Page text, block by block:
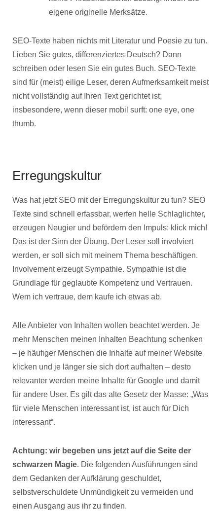
eigene originelle Merksätze.
SEO-Texte haben nichts mit Literatur und Poesie zu tun.
Lieben Sie gutes, differenziertes Deutsch? Dann
schreiben oder lesen Sie ein gutes Buch. SEO-Texte
sind für (meist) eilige Leser, deren Aufmerksamkeit meist
nicht vollständig auf Ihren Text gerichtet ist;
insbesondere, wenn dieser mobil surft: one eye, one
thumb.
Erregungskultur
Was hat jetzt SEO mit der Erregungskultur zu tun? SEO
Texte sind schnell erfassbar, werfen helle Schlaglichter,
erzeugen Neugier und befördern den Impuls: klick mich!
Das ist der Sinn der Übung. Der Leser soll involviert
werden, er soll sich mit meinem Thema beschäftigen.
Involvement erzeugt Sympathie. Sympathie ist die
Grundlage für geglaubte Kompetenz und Vertrauen.
Wem ich vertraue, dem kaufe ich etwas ab.
Alle Anbieter von Inhalten wollen beachtet werden. Je
mehr Menschen meinen Inhalten Beachtung schenken
– je häufiger Menschen die Inhalte auf meiner Website
klicken und je länger sie sich dort aufhalten – desto
relevanter werden meine Inhalte für Google und damit
für andere User. Es gilt das alte Gesetz der Masse: „Was
für viele Menschen interessant ist, ist auch für Dich
interessant“.
Achtung: wir begeben uns jetzt auf die Seite der
schwarzen Magie. Die folgenden Ausführungen sind
dem Gedanken der Aufklärung geschuldet,
selbstverschuldete Unmündigkeit zu vermeiden und
einen Ausgang aus ihr zu finden.